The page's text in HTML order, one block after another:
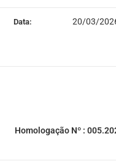
Data: 20/03/
Homologação Nº :